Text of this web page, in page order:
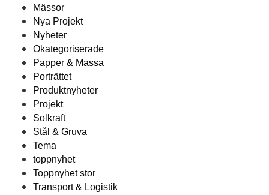
Mässor
Nya Projekt
Nyheter
Okategoriserade
Papper & Massa
Porträttet
Produktnyheter
Projekt
Solkraft
Stål & Gruva
Tema
toppnyhet
Toppnyhet stor
Transport & Logistik